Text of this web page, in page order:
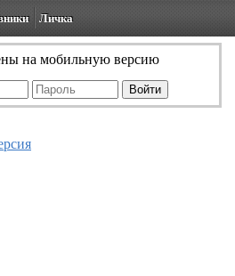
Личка
на мобильную версию